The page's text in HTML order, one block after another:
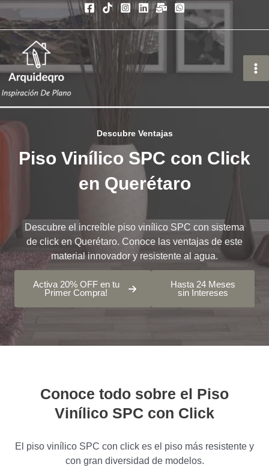
al
contenido
Descubre Ventajas
Piso Vinílico SPC con Click
en Querétaro
Descubre el increíble piso vinílico SPC con sistema
de click en Querétaro. Conoce las ventajas de este
material innovador y resistente al agua.
Activa 20% OFF en tu
Primer Compra!
Hasta 24 Meses
sin Intereses
Conoce todo sobre el Piso
Vinílico SPC con Click
El piso vinílico SPC con click es el piso más resistente y
con gran diversidad de modelos.